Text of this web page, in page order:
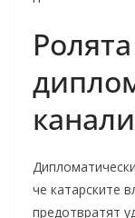
канали
че катарските
предотвратят